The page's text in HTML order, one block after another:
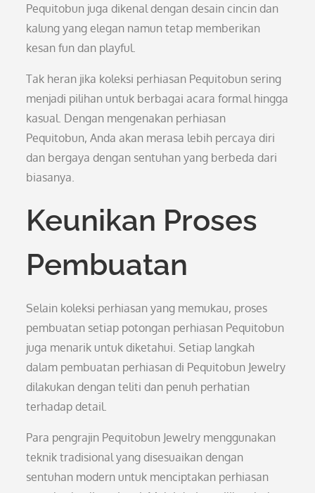
Pequitobun juga dikenal dengan desain cincin dan
kalung yang elegan namun tetap memberikan
kesan fun dan playful.
Tak heran jika koleksi perhiasan Pequitobun sering
menjadi pilihan untuk berbagai acara formal hingga
kasual. Dengan mengenakan perhiasan
Pequitobun, Anda akan merasa lebih percaya diri
dan bergaya dengan sentuhan yang berbeda dari
biasanya.
Keunikan Proses
Pembuatan
Selain koleksi perhiasan yang memukau, proses
pembuatan setiap potongan perhiasan Pequitobun
juga menarik untuk diketahui. Setiap langkah
dalam pembuatan perhiasan di Pequitobun Jewelry
dilakukan dengan teliti dan penuh perhatian
terhadap detail.
Para pengrajin Pequitobun Jewelry menggunakan
teknik tradisional yang disesuaikan dengan
sentuhan modern untuk menciptakan perhiasan